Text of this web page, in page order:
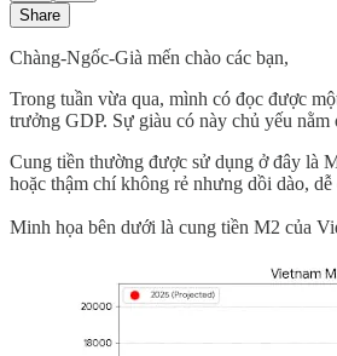
Share
Chàng-Ngốc-Già mến chào các bạn,
Trong tuần vừa qua, mình có đọc được
trưởng GDP. Sự giàu có này chủ yếu
Cung tiền thường được sử dụng ở đây là
hoặc thậm chí không rẻ nhưng dồi dào,
Minh họa bên dưới là cung tiền M2 của